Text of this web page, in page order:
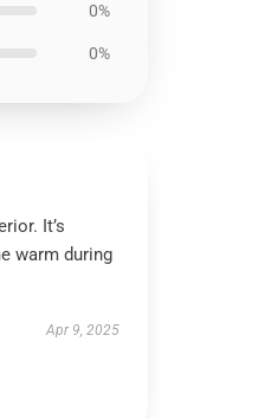
0%
0%
It’s
warm during
Apr 9, 2025